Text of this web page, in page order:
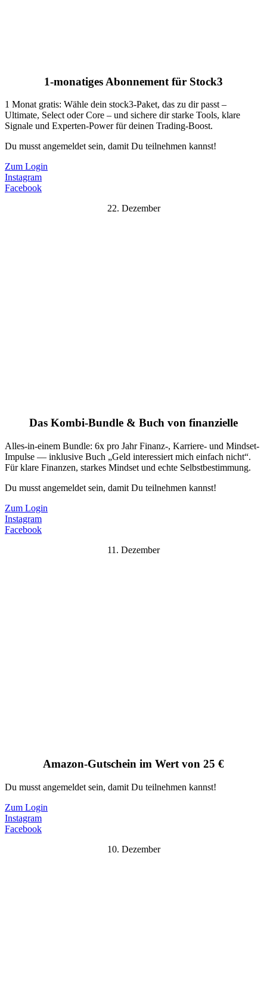
1-monatiges Abonnement für Stock3
1 Monat gratis: Wähle dein stock3-Paket, das zu dir passt –
Ultimate, Select oder Core – und sichere dir starke Tools, klare
Signale und Experten-Power für deinen Trading-Boost.
Du musst angemeldet sein, damit Du teilnehmen kannst!
Zum Login
Instagram
Facebook
22. Dezember
Das Kombi-Bundle & Buch von finanzielle
Alles-in-einem Bundle: 6x pro Jahr Finanz-, Karriere- und Mindset-
Impulse — inklusive Buch „Geld interessiert mich einfach nicht“.
Für klare Finanzen, starkes Mindset und echte Selbstbestimmung.
Du musst angemeldet sein, damit Du teilnehmen kannst!
Zum Login
Instagram
Facebook
11. Dezember
Amazon-Gutschein im Wert von 25 €
Du musst angemeldet sein, damit Du teilnehmen kannst!
Zum Login
Instagram
Facebook
10. Dezember